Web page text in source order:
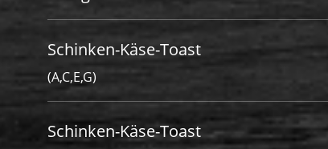
Schinken-Käse-Toast
(A,C,E,G)
Schinken-Käse-Toast